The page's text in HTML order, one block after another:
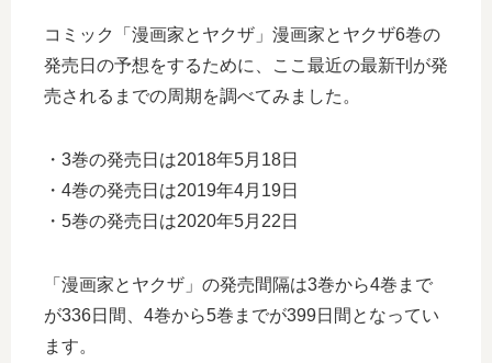
コミック「漫画家とヤクザ」漫画家とヤクザ6巻の
発売日の予想をするために、ここ最近の最新刊が発
売されるまでの周期を調べてみました。
・3巻の発売日は2018年5月18日
・4巻の発売日は2019年4月19日
・5巻の発売日は2020年5月22日
「漫画家とヤクザ」の発売間隔は3巻から4巻まで
が336日間、4巻から5巻までが399日間となってい
ます。